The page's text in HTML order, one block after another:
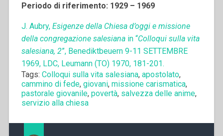
Periodo di riferimento: 1929 – 1969
J. Aubry, Esigenze della Chiesa d’oggi e missione
della congregazione salesianain “Colloqui sulla vita
salesiana, 2”, Benediktbeuern 9-11 SETTEMBRE
1969, LDC, Leumann (TO) 1970, 181-201.
Tags: Colloqui sulla vita salesiana, apostolato,
cammino di fede, giovani, missione carismatica,
pastorale giovanile, povertà, salvezza delle anime,
servizio alla chiesa